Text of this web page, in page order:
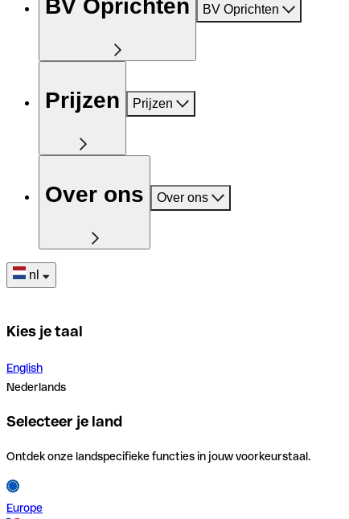
BV Oprichten BV Oprichten
Prijzen Prijzen
Over ons Over ons
nl
Kies je taal
English
Nederlands
Selecteer je land
Ontdek onze landspecifieke functies in jouw voorkeurstaal.
Europe